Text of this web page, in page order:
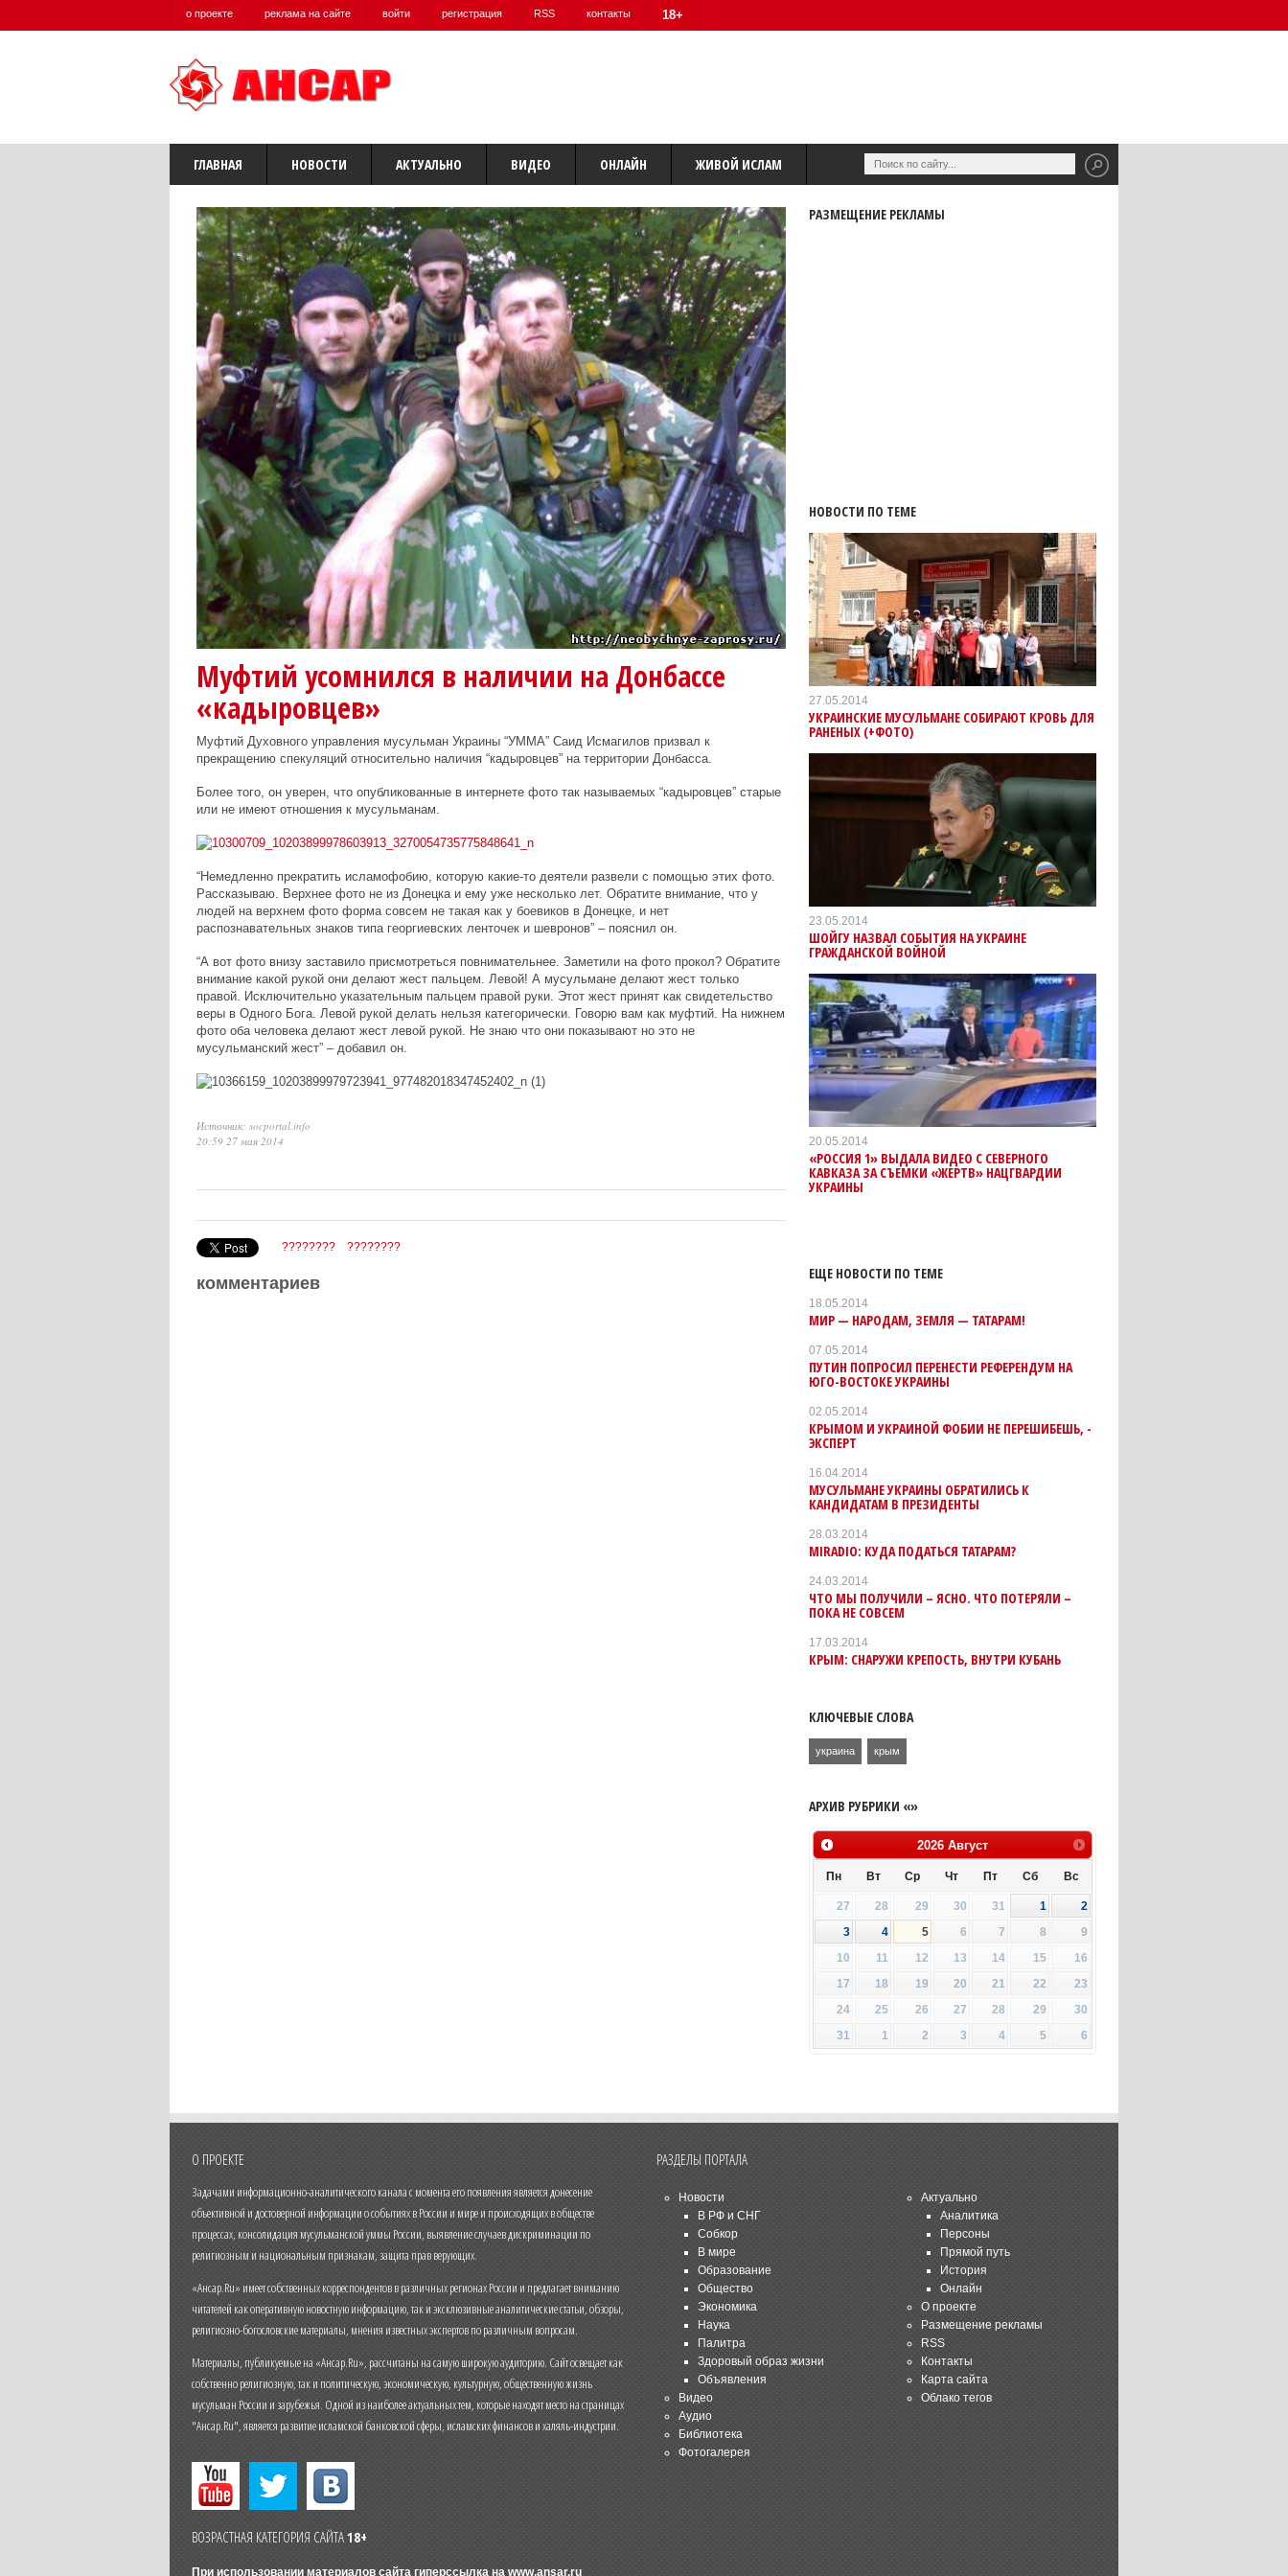
о проекте реклама на сайте войти регистрация RSS контакты 18+
ГЛАВНАЯ НОВОСТИ АКТУАЛЬНО ВИДЕО ОНЛАЙН ЖИВОЙ ИСЛАМ
Муфтий усомнился в наличии на Донбассе
«кадыровцев»
Муфтий Духовного управления мусульман Украины “УММА” Саид Исмагилов призвал к
прекращению спекуляций относительно наличия “кадыровцев” на территории Донбасса.
Более того, он уверен, что опубликованные в интернете фото так называемых “кадыровцев” старые
или не имеют отношения к мусульманам.
“Немедленно прекратить исламофобию, которую какие-то деятели развели с помощью этих фото.
Рассказываю. Верхнее фото не из Донецка и ему уже несколько лет. Обратите внимание, что у
людей на верхнем фото форма совсем не такая как у боевиков в Донецке, и нет
распознавательных знаков типа георгиевских ленточек и шевронов” – пояснил он.
“А вот фото внизу заставило присмотреться повнимательнее. Заметили на фото прокол? Обратите
внимание какой рукой они делают жест пальцем. Левой! А мусульмане делают жест только
правой. Исключительно указательным пальцем правой руки. Этот жест принят как свидетельство
веры в Одного Бога. Левой рукой делать нельзя категорически. Говорю вам как муфтий. На нижнем
фото оба человека делают жест левой рукой. Не знаю что они показывают но это не
мусульманский жест” – добавил он.
Источник: socportal.info
20:59 27 мая 2014
???????? ????????
комментариев
РАЗМЕЩЕНИЕ РЕКЛАМЫ
НОВОСТИ ПО ТЕМЕ
27.05.2014
УКРАИНСКИЕ МУСУЛЬМАНЕ СОБИРАЮТ КРОВЬ ДЛЯ
РАНЕНЫХ (+ФОТО)
23.05.2014
ШОЙГУ НАЗВАЛ СОБЫТИЯ НА УКРАИНЕ
ГРАЖДАНСКОЙ ВОЙНОЙ
20.05.2014
«РОССИЯ 1» ВЫДАЛА ВИДЕО С СЕВЕРНОГО
КАВКАЗА ЗА СЪЕМКИ «ЖЕРТВ» НАЦГВАРДИИ
УКРАИНЫ
ЕЩЕ НОВОСТИ ПО ТЕМЕ
18.05.2014
МИР — НАРОДАМ, ЗЕМЛЯ — ТАТАРАМ!
07.05.2014
ПУТИН ПОПРОСИЛ ПЕРЕНЕСТИ РЕФЕРЕНДУМ НА
ЮГО-ВОСТОКЕ УКРАИНЫ
02.05.2014
КРЫМОМ И УКРАИНОЙ ФОБИИ НЕ ПЕРЕШИБЕШЬ, -
ЭКСПЕРТ
16.04.2014
МУСУЛЬМАНЕ УКРАИНЫ ОБРАТИЛИСЬ К
КАНДИДАТАМ В ПРЕЗИДЕНТЫ
28.03.2014
MIRADIO: КУДА ПОДАТЬСЯ ТАТАРАМ?
24.03.2014
ЧТО МЫ ПОЛУЧИЛИ – ЯСНО. ЧТО ПОТЕРЯЛИ –
ПОКА НЕ СОВСЕМ
17.03.2014
КРЫМ: СНАРУЖИ КРЕПОСТЬ, ВНУТРИ КУБАНЬ
КЛЮЧЕВЫЕ СЛОВА
украина крым
АРХИВ РУБРИКИ «»
2026 Август
Пн Вт Ср Чт Пт Сб Вс
27 28 29 30 31 1
2
3
4 5 6 7 8
9
10
11 12 13 14 15
16
17
18 19 20 21 22
23
24
25 26 27 28 29
30
31
1 2 3 4 5 6
О ПРОЕКТЕ
Задачами информационно-аналитического канала с момента его появления является донесение
объективной и достоверной информации о событиях в России и мире и происходящих в обществе
процессах, консолидация мусульманской уммы России, выявление случаев дискриминации по
религиозным и национальным признакам, защита прав верующих.
«Ансар.Ru» имеет собственных корреспондентов в различных регионах России и предлагает вниманию
читателей как оперативную новостную информацию, так и эксклюзивные аналитические статьи, обзоры,
религиозно-богословские материалы, мнения известных экспертов по различным вопросам.
Материалы, публикуемые на «Ансар.Ru», рассчитаны на самую широкую аудиторию. Сайт освещает как
собственно религиозную, так и политическую, экономическую, культурную, общественную жизнь
мусульман России и зарубежья. Одной из наиболее актуальных тем, которые находят место на страницах
"Ансар.Ru", является развитие исламской банковской сферы, исламских финансов и халяль-индустрии.
ВОЗРАСТНАЯ КАТЕГОРИЯ САЙТА18+
При использовании материалов сайта гиперссылка на www.ansar.ru
РАЗДЕЛЫ ПОРТАЛА
Новости
В РФ и СНГ
Собкор
В мире
Образование
Общество
Экономика
Наука
Палитра
Здоровый образ жизни
Объявления
Видео
Аудио
Библиотека
Фотогалерея
Актуально
Аналитика
Персоны
Прямой путь
История
Онлайн
О проекте
Размещение рекламы
RSS
Контакты
Карта сайта
Облако тегов